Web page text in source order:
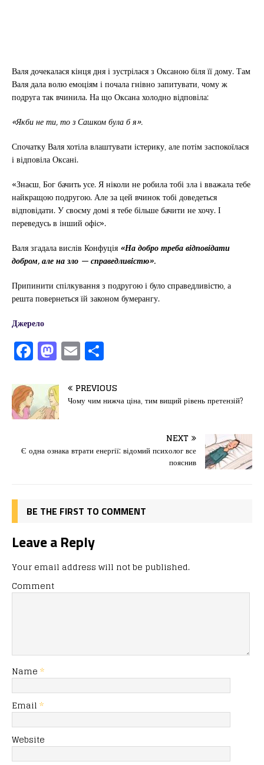
Валя дочекалася кінця дня і зустрілася з Оксаною біля її дому. Там
Валя дала волю емоціям і почала гнівно запитувати, чому ж
подруга так вчинила. На що Оксана холодно відповіла:
«Якби не ти, то з Сашком була б я».
Спочатку Валя хотіла влаштувати істерику, але потім заспокоїлася
і відповіла Оксані.
«Знаєш, Бог бачить усе. Я ніколи не робила тобі зла і вважала тебе
найкращою подругою. Але за цей вчинок тобі доведеться
відповідати. У своєму домі я тебе більше бачити не хочу. І
переведусь в інший офіс».
Валя згадала вислів Конфуція «На добро треба відповідати
добром, але на зло — справедливістю».
Припинити спілкування з подругою і було справедливістю, а
решта повернеться їй законом бумерангу.
Джерело
F
a
c
e
b
o
o
M
a
st
o
d
o
n
E
m
ai
l
іл
и
ис
я
PREVIOUS
Чому чим нижча ціна, тим вищий рівень претензій?
NEXT
Є одна ознака втрати енергії: відомий психолог все
пояснив
BE THE FIRST TO COMMENT
Leave a Reply
Your email address will not be published.
Comment
Name *
Email *
Website